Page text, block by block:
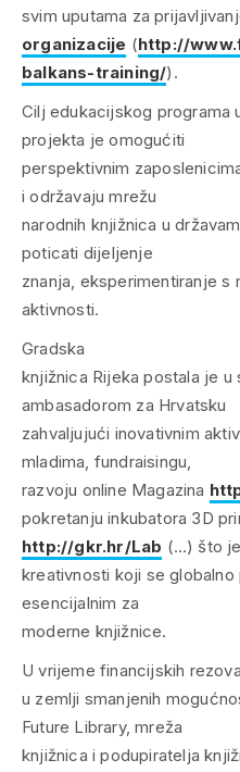
svim uputama za
organizacije (http://
balkans-training/).
Cilj edukacijskog programa
projekta je omogućiti
perspektivnim
i održavaju mrežu
narodnih knjižnica u
poticati dijeljenje
znanja, eksperimentiranje s
aktivnosti.
Gradska
knjižnica Rijeka postala je u
ambasadorom za Hrvatsku
zahvaljujući inovativnim
mladima, fundraisingu,
razvoju online Magazina
pokretanju inkubatora 3D
http://gkr.hr/Lab (…) što
kreativnosti koji se
esencijalnim za
moderne knjižnice.
U vrijeme financijskih
u zemlji smanjenih
Future Library, mreža
knjižnica i podupiratelja